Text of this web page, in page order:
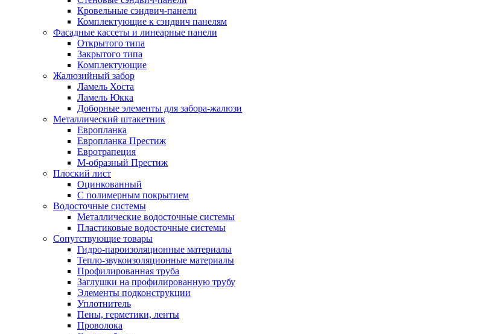
Кровельные сэндвич-панели
Комплектующие к сэндвич панелям
Фасадные кассеты и линеарные панели
Открытого типа
Закрытого типа
Комплектующие
Жалюзийный забор
Ламель Хоста
Ламель Юкка
Доборные элементы для забора-жалюзи
Металлический штакетник
Европланка
Европланка Престиж
Евротрапеция
М-образный Престиж
Плоский лист
Оцинкованный
С полимерным покрытием
Водосточные системы
Металлические водосточные системы
Пластиковые водосточные системы
Сопутствующие товары
Гидро-пароизоляционные материалы
Тепло-звукоизоляционные материалы
Профилированная труба
Заглушки на профилированную трубу
Элементы подконструкции
Уплотнитель
Пены, герметики, ленты
Проволока